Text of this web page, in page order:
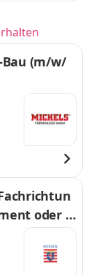
(m/w/
oder L